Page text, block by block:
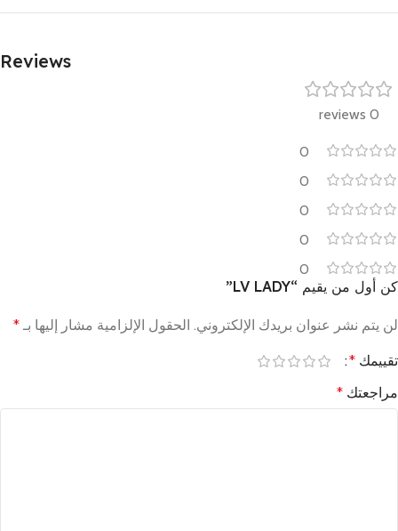
Reviews
0 reviews
0
0
0
0
0
كن أول من يقيم “LV LADY”
لن يتم نشر عنوان بريدك الإلكتروني. الحقول الإلزامية مشار إليها بـ *
تقييمك *
مراجعتك *